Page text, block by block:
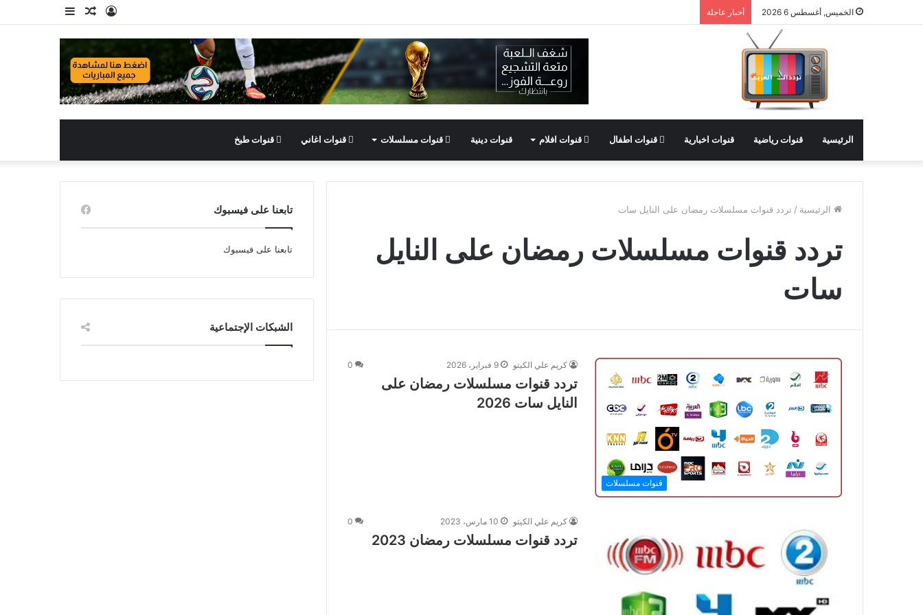
الخميس, أغسطس 6 2026 أخبار عاجلة
إضافة
عمود
مقال
عشوائي
تسجيل
الدخول
الرئيسية قنوات رياضية قنوات اخبارية قنوات اطفال قنوات افلام قنوات دينية قنوات مسلسلات قنوات اغاني قنوات طبخ
الرئيسية / تردد قنوات مسلسلات رمضان على النايل سات
تردد قنوات مسلسلات رمضان على النايل
سات
قنوات مسلسلات
كريم علي الكيتو 9 فبراير، 2026 0
تردد قنوات مسلسلات رمضان على
النايل سات 2026
كريم علي الكيتو 10 مارس، 2023 0
تردد قنوات مسلسلات رمضان 2023
تابعنا على فيسبوك
تابعنا على فيسبوك
الشبكات الإجتماعية